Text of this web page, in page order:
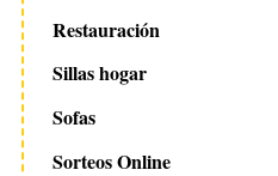
Restauración
Sillas hogar
Sofas
Sorteos Online